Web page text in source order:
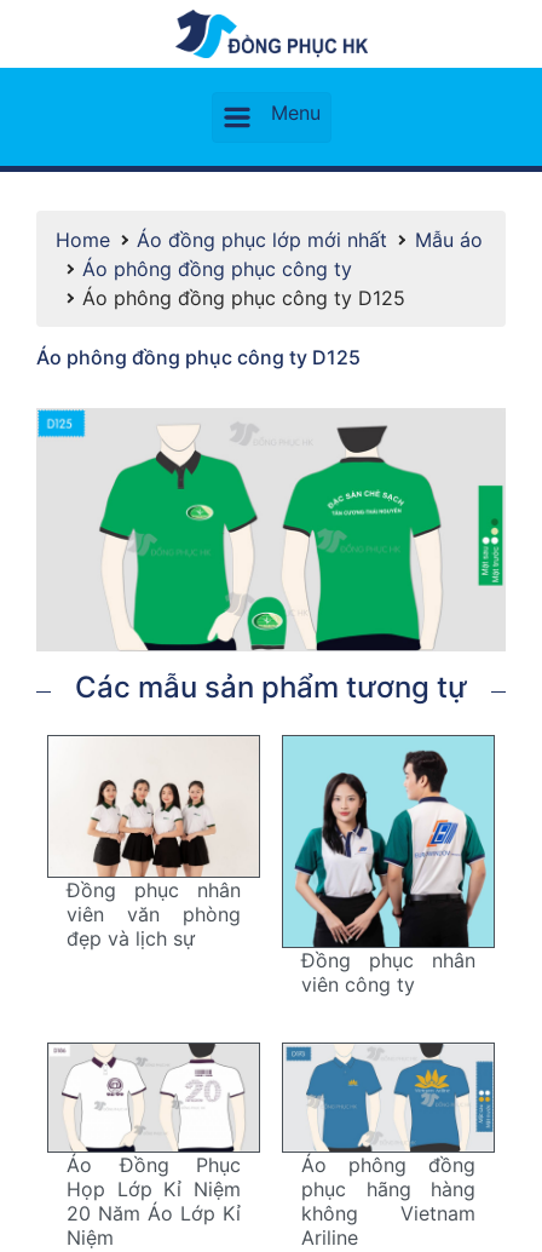
Home Áo đồng phục lớp mới nhất
Mẫu áo
Áo phông đồng phục công ty
Áo phông đồng phục công ty D125
Áo phông đồng phục công ty D125
Các mẫu sản phẩm tương tự
Đồng phục nhân
viên văn phòng
đẹp và lịch sự
Đồng phục nhân
viên công ty
Áo Đồng Phục
Họp Lớp Kỉ Niệm
20 Năm Áo Lớp Kỉ
Niệm
Áo phông đồng
phục hãng hàng
không Vietnam
Ariline